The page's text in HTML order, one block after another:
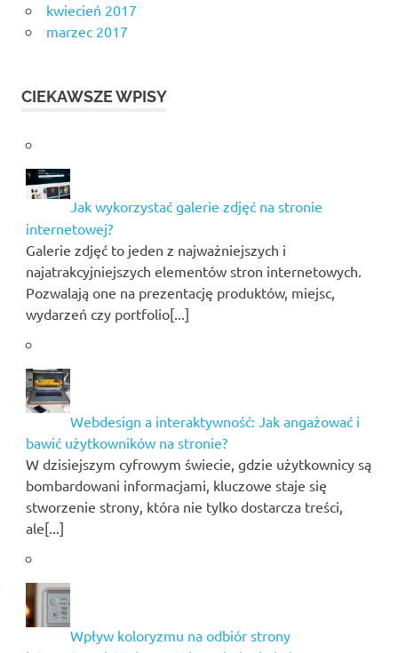
kwiecień 2017
marzec 2017
CIEKAWSZE WPISY
Jak wykorzystać galerie zdjęć na stronie
internetowej?
Galerie zdjęć to jeden z najważniejszych i
najatrakcyjniejszych elementów stron internetowych.
Pozwalają one na prezentację produktów, miejsc,
wydarzeń czy portfolio[...]
Webdesign a interaktywność: Jak angażować i
bawić użytkowników na stronie?
W dzisiejszym cyfrowym świecie, gdzie użytkownicy są
bombardowani informacjami, kluczowe staje się
stworzenie strony, która nie tylko dostarcza treści,
ale[...]
Wpływ koloryzmu na odbiór strony